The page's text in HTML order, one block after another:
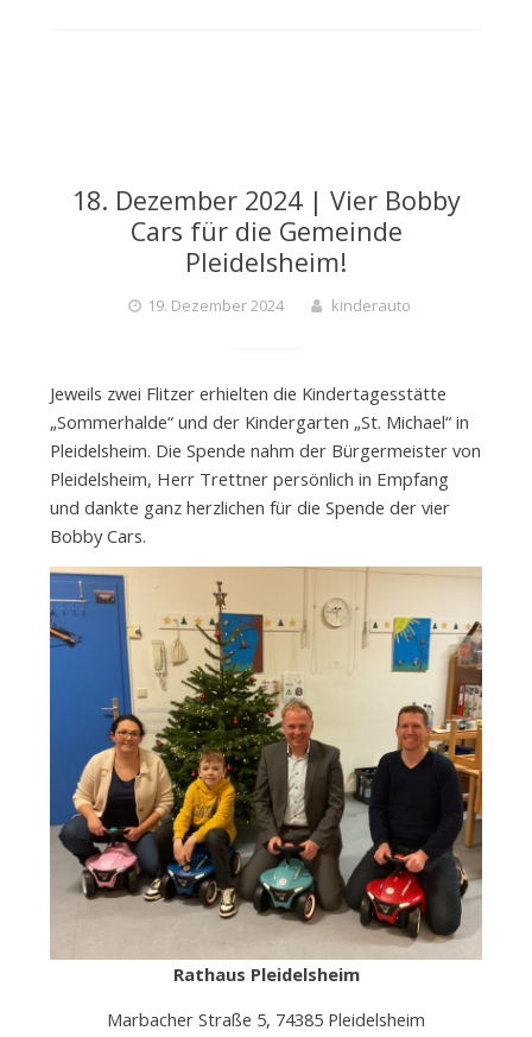
18. Dezember 2024 | Vier Bobby
Cars für die Gemeinde
Pleidelsheim!
19. Dezember 2024 kinderauto
Jeweils zwei Flitzer erhielten die Kindertagesstätte
„Sommerhalde“ und der Kindergarten „St. Michael“ in
Pleidelsheim. Die Spende nahm der Bürgermeister von
Pleidelsheim, Herr Trettner persönlich in Empfang
und dankte ganz herzlichen für die Spende der vier
Bobby Cars.
Rathaus Pleidelsheim
Marbacher Straße 5, 74385 Pleidelsheim